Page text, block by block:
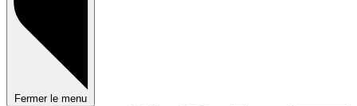
Fermer le menu